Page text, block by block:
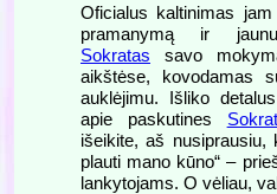
Oficialus kaltinimas
pramanymą ir
Sokratas savo
aikštėse, kovodamas
auklėjimu. Išliko
apie paskutines
išeikite, aš nusiprausiu,
plauti mano kūno“ –
lankytojams. O vėliau,